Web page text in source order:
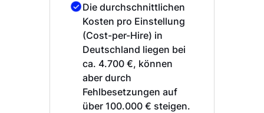
Die durchschnittlichen
Kosten pro Einstellung
(Cost-per-Hire) in
Deutschland liegen bei
ca. 4.700 €, können
aber durch
Fehlbesetzungen auf
über 100.000 € steigen.